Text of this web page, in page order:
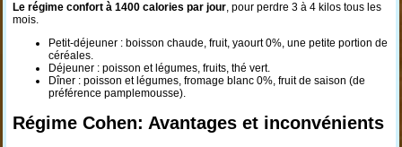
Le régime confort à 1400 calories par jour, pour perdre 3 à 4 kilos tous les
mois.
Petit-déjeuner : boisson chaude, fruit, yaourt 0%, une petite portion de
céréales.
Déjeuner : poisson et légumes, fruits, thé vert.
Dîner : poisson et légumes, fromage blanc 0%, fruit de saison (de
préférence pamplemousse).
Régime Cohen: Avantages et inconvénients